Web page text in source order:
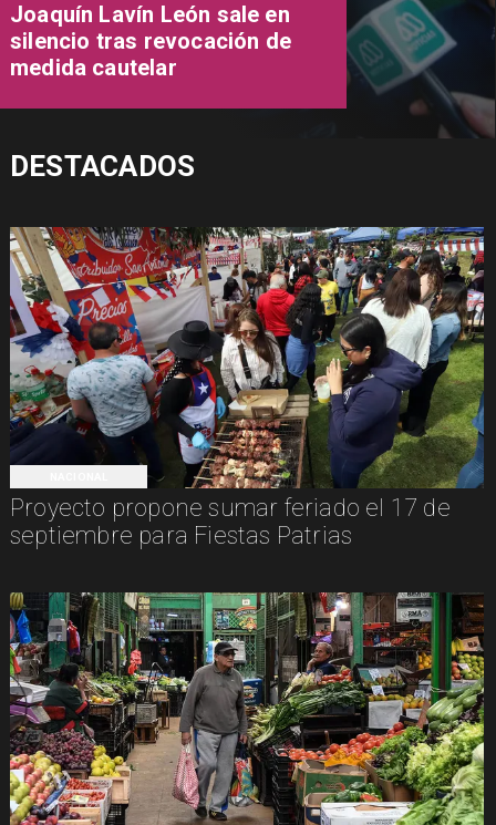
Proyecto propone sumar feriado el 17 de
septiembre para Fiestas Patrias
Joaquín Lavín León sale en
silencio tras revocación de
medida cautelar
DESTACADOS